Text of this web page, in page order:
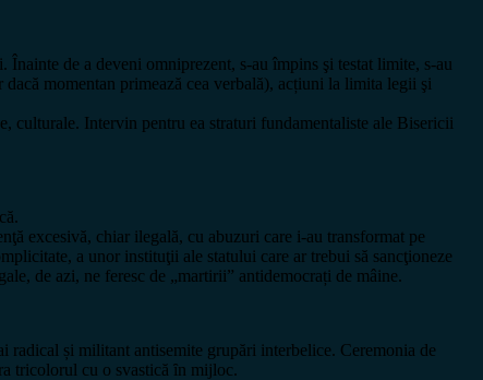
de a deveni omniprezent, s-au împins şi testat limite, s-au
momentan primează cea verbală), acțiuni la limita legii şi
culturale. Intervin pentru ea straturi fundamentaliste ale Bisericii
excesivă, chiar ilegală, cu abuzuri care i-au transformat pe
a unor instituţii ale statului care ar trebui să sancţioneze
de azi, ne feresc de „martirii” antidemocrați de mâine.
și militant antisemite grupări interbelice. Ceremonia de
tricolorul cu o svastică ȋn mijloc.